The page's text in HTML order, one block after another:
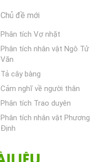
Chủ đề mới
Phân tích Vợ nhặt
Phân tích nhân vật Ngô Tử
Văn
Tả cây bàng
Cảm nghĩ về người thân
Phân tích Trao duyên
Phân tích nhân vật Phương
Định